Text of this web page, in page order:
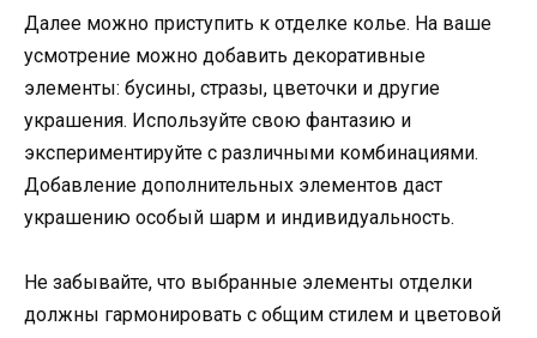
Далее можно приступить к отделке колье. На ваше
усмотрение можно добавить декоративные
элементы: бусины, стразы, цветочки и другие
украшения. Используйте свою фантазию и
экспериментируйте с различными комбинациями.
Добавление дополнительных элементов даст
украшению особый шарм и индивидуальность.
Не забывайте, что выбранные элементы отделки
должны гармонировать с общим стилем и цветовой